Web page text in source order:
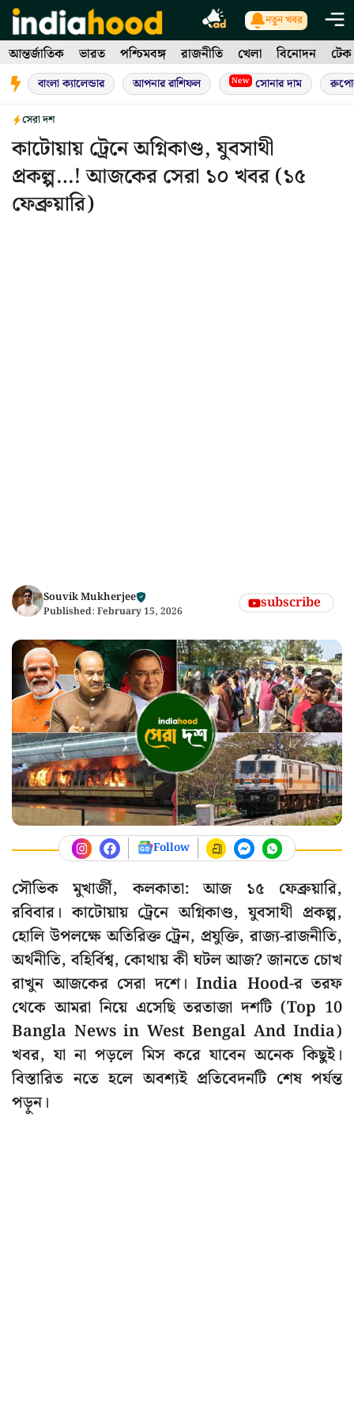
Skip
to
content
নতুন খবর
আন্তর্জাতিক ভারত পশ্চিমবঙ্গ রাজনীতি খেলা বিনোদন টেক
বাংলা ক্যালেন্ডার আপনার রাশিফল New সোনার দাম
সেরা দশ
কাটোয়ায় ট্রেনে অগ্নিকাণ্ড, যুবসাথী
প্রকল্প…! আজকের সেরা ১০ খবর (১৫
ফেব্রুয়ারি)
Souvik Mukherjee
Published: February 15, 2026 subscribe
Follow
সৌভিক মুখার্জী, কলকাতা: আজ ১৫ ফেব্রুয়ারি,
রবিবার। কাটোয়ায় ট্রেনে অগ্নিকাণ্ড, যুবসাথী প্রকল্প,
হোলি উপলক্ষে অতিরিক্ত ট্রেন, প্রযুক্তি, রাজ্য-রাজনীতি,
অর্থনীতি, বহির্বিশ্ব, কোথায় কী ঘটল আজ? জানতে চোখ
রাখুন আজকের সেরা দশে। India Hood-র তরফ
থেকে আমরা নিয়ে এসেছি তরতাজা দশটি (Top 10
Bangla News in West Bengal And India)
খবর, যা না পড়লে মিস করে যাবেন অনেক কিছুই।
বিস্তারিত নতে হলে অবশ্যই প্রতিবেদনটি শেষ পর্যন্ত
পড়ুন।